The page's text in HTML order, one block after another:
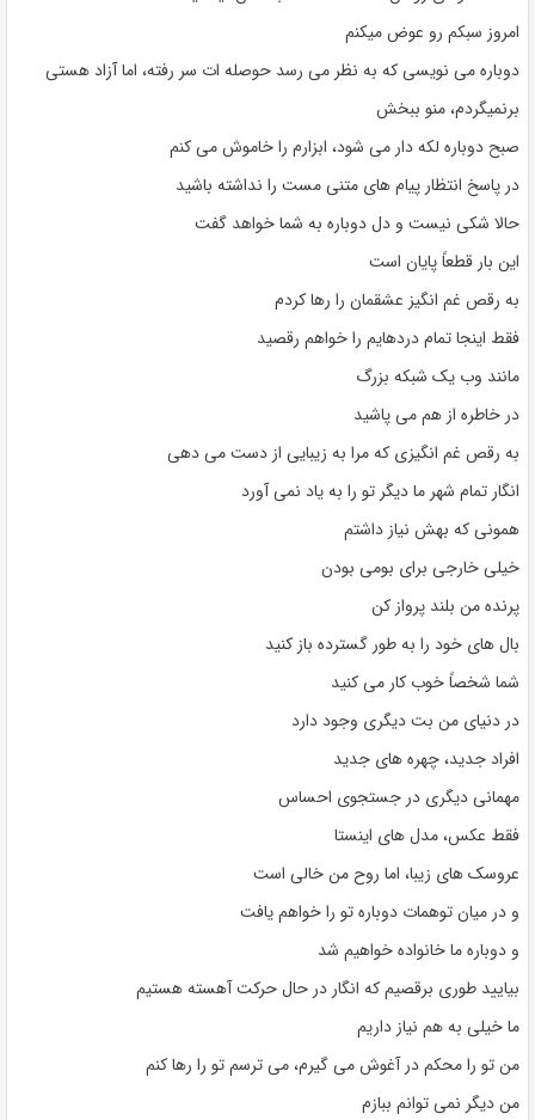
امروز سبکم رو عوض میکنم
دوباره می نویسی که به نظر می رسد حوصله ات سر رفته، اما آزاد هستی
برنمیگردم، منو ببخش
صبح دوباره لکه دار می شود، ابزارم را خاموش می کنم
در پاسخ انتظار پیام های متنی مست را نداشته باشید
حالا شکی نیست و دل دوباره به شما خواهد گفت
این بار قطعاً پایان است
به رقص غم انگیز عشقمان را رها کردم
فقط اینجا تمام دردهایم را خواهم رقصید
مانند وب یک شبکه بزرگ
در خاطره از هم می پاشید
به رقص غم انگیزی که مرا به زیبایی از دست می دهی
انگار تمام شهر ما دیگر تو را به یاد نمی آورد
همونی که بهش نیاز داشتم
خیلی خارجی برای بومی بودن
پرنده من بلند پرواز کن
بال های خود را به طور گسترده باز کنید
شما شخصاً خوب کار می کنید
در دنیای من بت دیگری وجود دارد
افراد جدید، چهره های جدید
مهمانی دیگری در جستجوی احساس
فقط عکس، مدل های اینستا
عروسک های زیبا، اما روح من خالی است
و در میان توهمات دوباره تو را خواهم یافت
و دوباره ما خانواده خواهیم شد
بیایید طوری برقصیم که انگار در حال حرکت آهسته هستیم
ما خیلی به هم نیاز داریم
من تو را محکم در آغوش می گیرم، می ترسم تو را رها کنم
من دیگر نمی توانم ببازم